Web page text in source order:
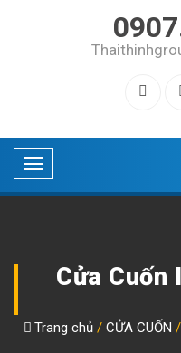
DANH
MỤC
Cửa Cuốn
Trang chủ / CỬA CUỐN /